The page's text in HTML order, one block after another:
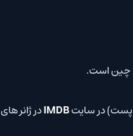
IMDBدر ژانر هایکمدی و درام